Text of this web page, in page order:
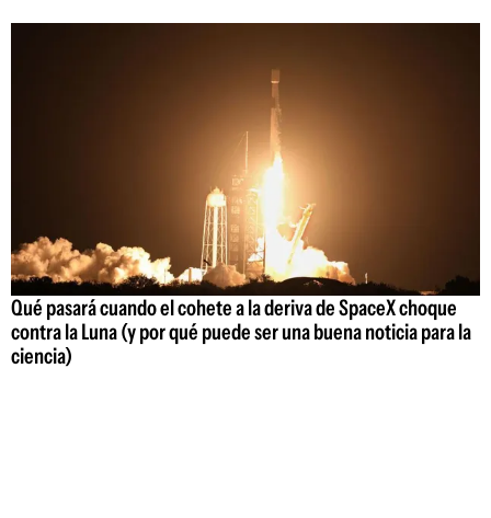
Qué pasará cuando el cohete a la deriva de SpaceX choque
contra la Luna (y por qué puede ser una buena noticia para la
ciencia)